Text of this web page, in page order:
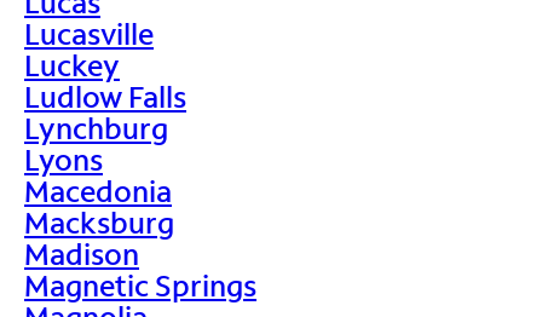
Lucasville
Luckey
Ludlow Falls
Lynchburg
Lyons
Macedonia
Macksburg
Madison
Magnetic Springs